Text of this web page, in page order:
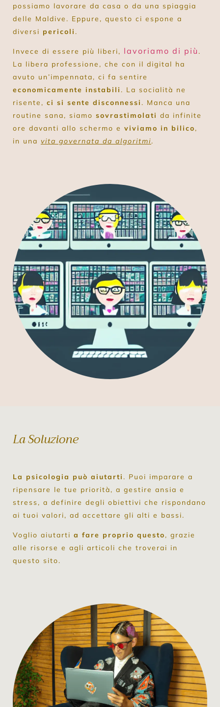
possiamo lavorare da casa o da una spiaggia
delle Maldive. Eppure, questo ci espone a
diversi pericoli.
Invece di essere più liberi, lavoriamo di più.
La libera professione, che con il digital ha
avuto un’impennata, ci fa sentire
economicamente instabili. La socialità ne
risente, ci si sente disconnessi. Manca una
routine sana, siamo sovrastimolati da infinite
ore davanti allo schermo e viviamo in bilico,
in una vita governata da algoritmi.
La Soluzione
La psicologia può aiutarti. Puoi imparare a
ripensare le tue priorità, a gestire ansia e
stress, a definire degli obiettivi che rispondano
ai tuoi valori, ad accettare gli alti e bassi.
Voglio aiutarti a fare proprio questo, grazie
alle risorse e agli articoli che troverai in
questo sito.